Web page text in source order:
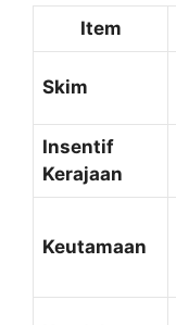
Item
Skim
Insentif
Kerajaan
Keutamaan